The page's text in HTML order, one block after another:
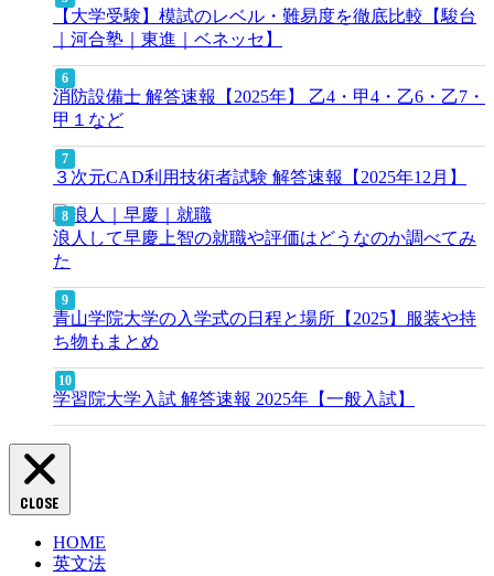
【大学受験】模試のレベル・難易度を徹底比較【駿台
｜河合塾｜東進｜ベネッセ】
消防設備士 解答速報【2025年】 乙4・甲4・乙6・乙7・
甲１など
３次元CAD利用技術者試験 解答速報【2025年12月】
浪人して早慶上智の就職や評価はどうなのか調べてみ
た
青山学院大学の入学式の日程と場所【2025】服装や持
ち物もまとめ
学習院大学入試 解答速報 2025年【一般入試】
CLOSE
HOME
英文法